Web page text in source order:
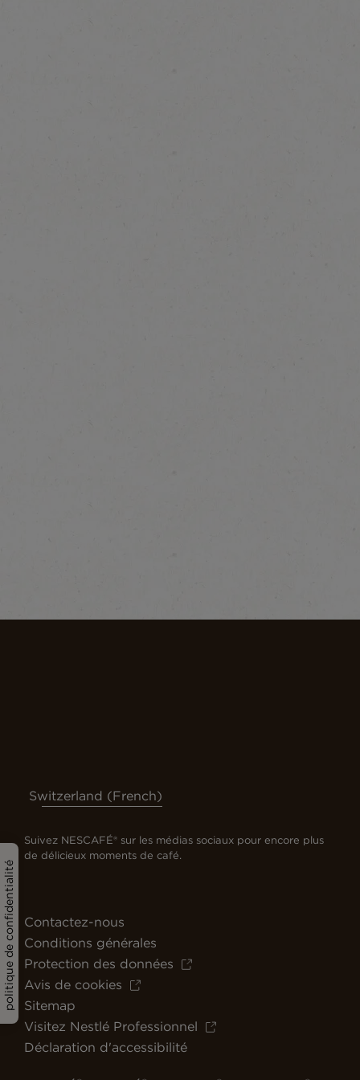
politique de confidentialité
Switzerland (French)
Suivez NESCAFÉ® sur les médias sociaux pour encore plus
de délicieux moments de café.
Contactez-nous
Conditions générales
Protection des données
Avis de cookies
Sitemap
Visitez Nestlé Professionnel
Déclaration d'accessibilité